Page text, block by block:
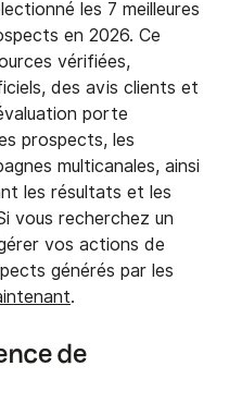
les 7 meilleures
en 2026. Ce
vérifiées,
des avis clients et
porte
prospects, les
multicanales, ainsi
les résultats et les
vous recherchez un
vos actions de
générés par les
.
de